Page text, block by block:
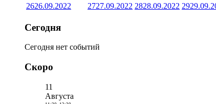
2626.09.2022 2727.09.2022 2828.09.2022 29
Сегодня
Сегодня нет событий
Скоро
11
Августа